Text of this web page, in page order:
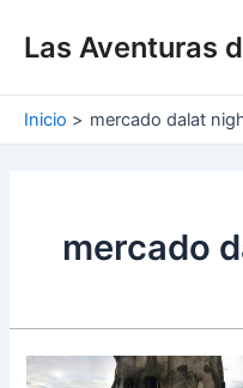
Las Aventuras
Inicio mercado dalat
mercado